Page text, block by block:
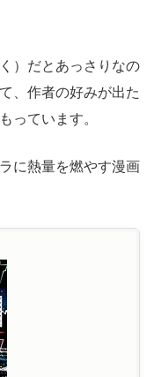
）だとあっさりなの
、作者の好みが出た
っています。
に熱量を燃やす漫画